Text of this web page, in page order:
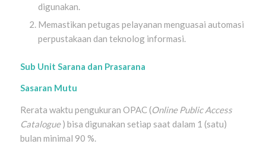
digunakan.
Memastikan petugas pelayanan menguasai automasi
perpustakaan dan teknolog informasi.
Sub Unit Sarana dan Prasarana
Sasaran Mutu
Rerata waktu pengukuran OPAC (Online Public Access
Catalogue) bisa digunakan setiap saat dalam 1 (satu)
bulan minimal 90 %.